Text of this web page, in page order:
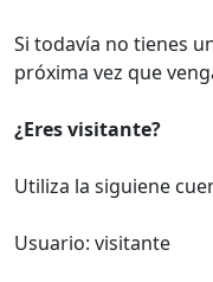
Si todavía no tienes
próxima vez que
¿Eres visitante?
Utiliza la siguiene
Usuario: visitante